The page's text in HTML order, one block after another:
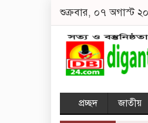
শুক্রবার, ০৭ অগাস্ট
প্রচ্ছদ জাতীয়